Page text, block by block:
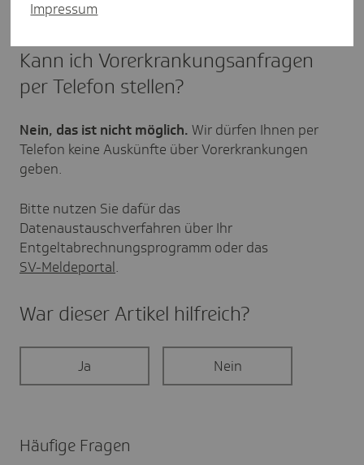
Kann ich Vorerkrankungsanfragen
per Telefon stellen?
Nein, das ist nicht möglich. Wir dürfen Ihnen per
Telefon keine Auskünfte über Vorerkrankungen
geben.
Bitte nutzen Sie dafür das
Datenaustauschverfahren über Ihr
Entgeltabrechnungsprogramm oder das
SV-Meldeportal.
War dieser Artikel hilf­reich?
Ja Nein
Häufige Fragen
Impressum